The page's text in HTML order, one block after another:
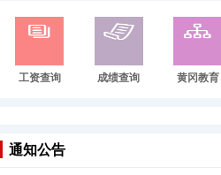
工资查询 成绩查询 黄冈教育
通知公告